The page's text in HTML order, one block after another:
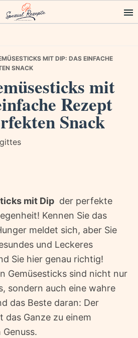
MIT DIP: DAS EINFACHE
SNACK
mit
Rezept
Snack
mit Dip  der perfekte
Kennen Sie das
meldet sich, aber Sie
und Leckeres
Sie hier genau richtig!
Gemüsesticks sind nicht nur
sondern auch eine wahre
das Beste daran: Der
das Ganze zu einem